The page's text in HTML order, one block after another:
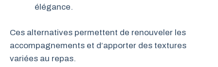
élégance.
Ces alternatives permettent de renouveler les
accompagnements et d’apporter des textures
variées au repas.